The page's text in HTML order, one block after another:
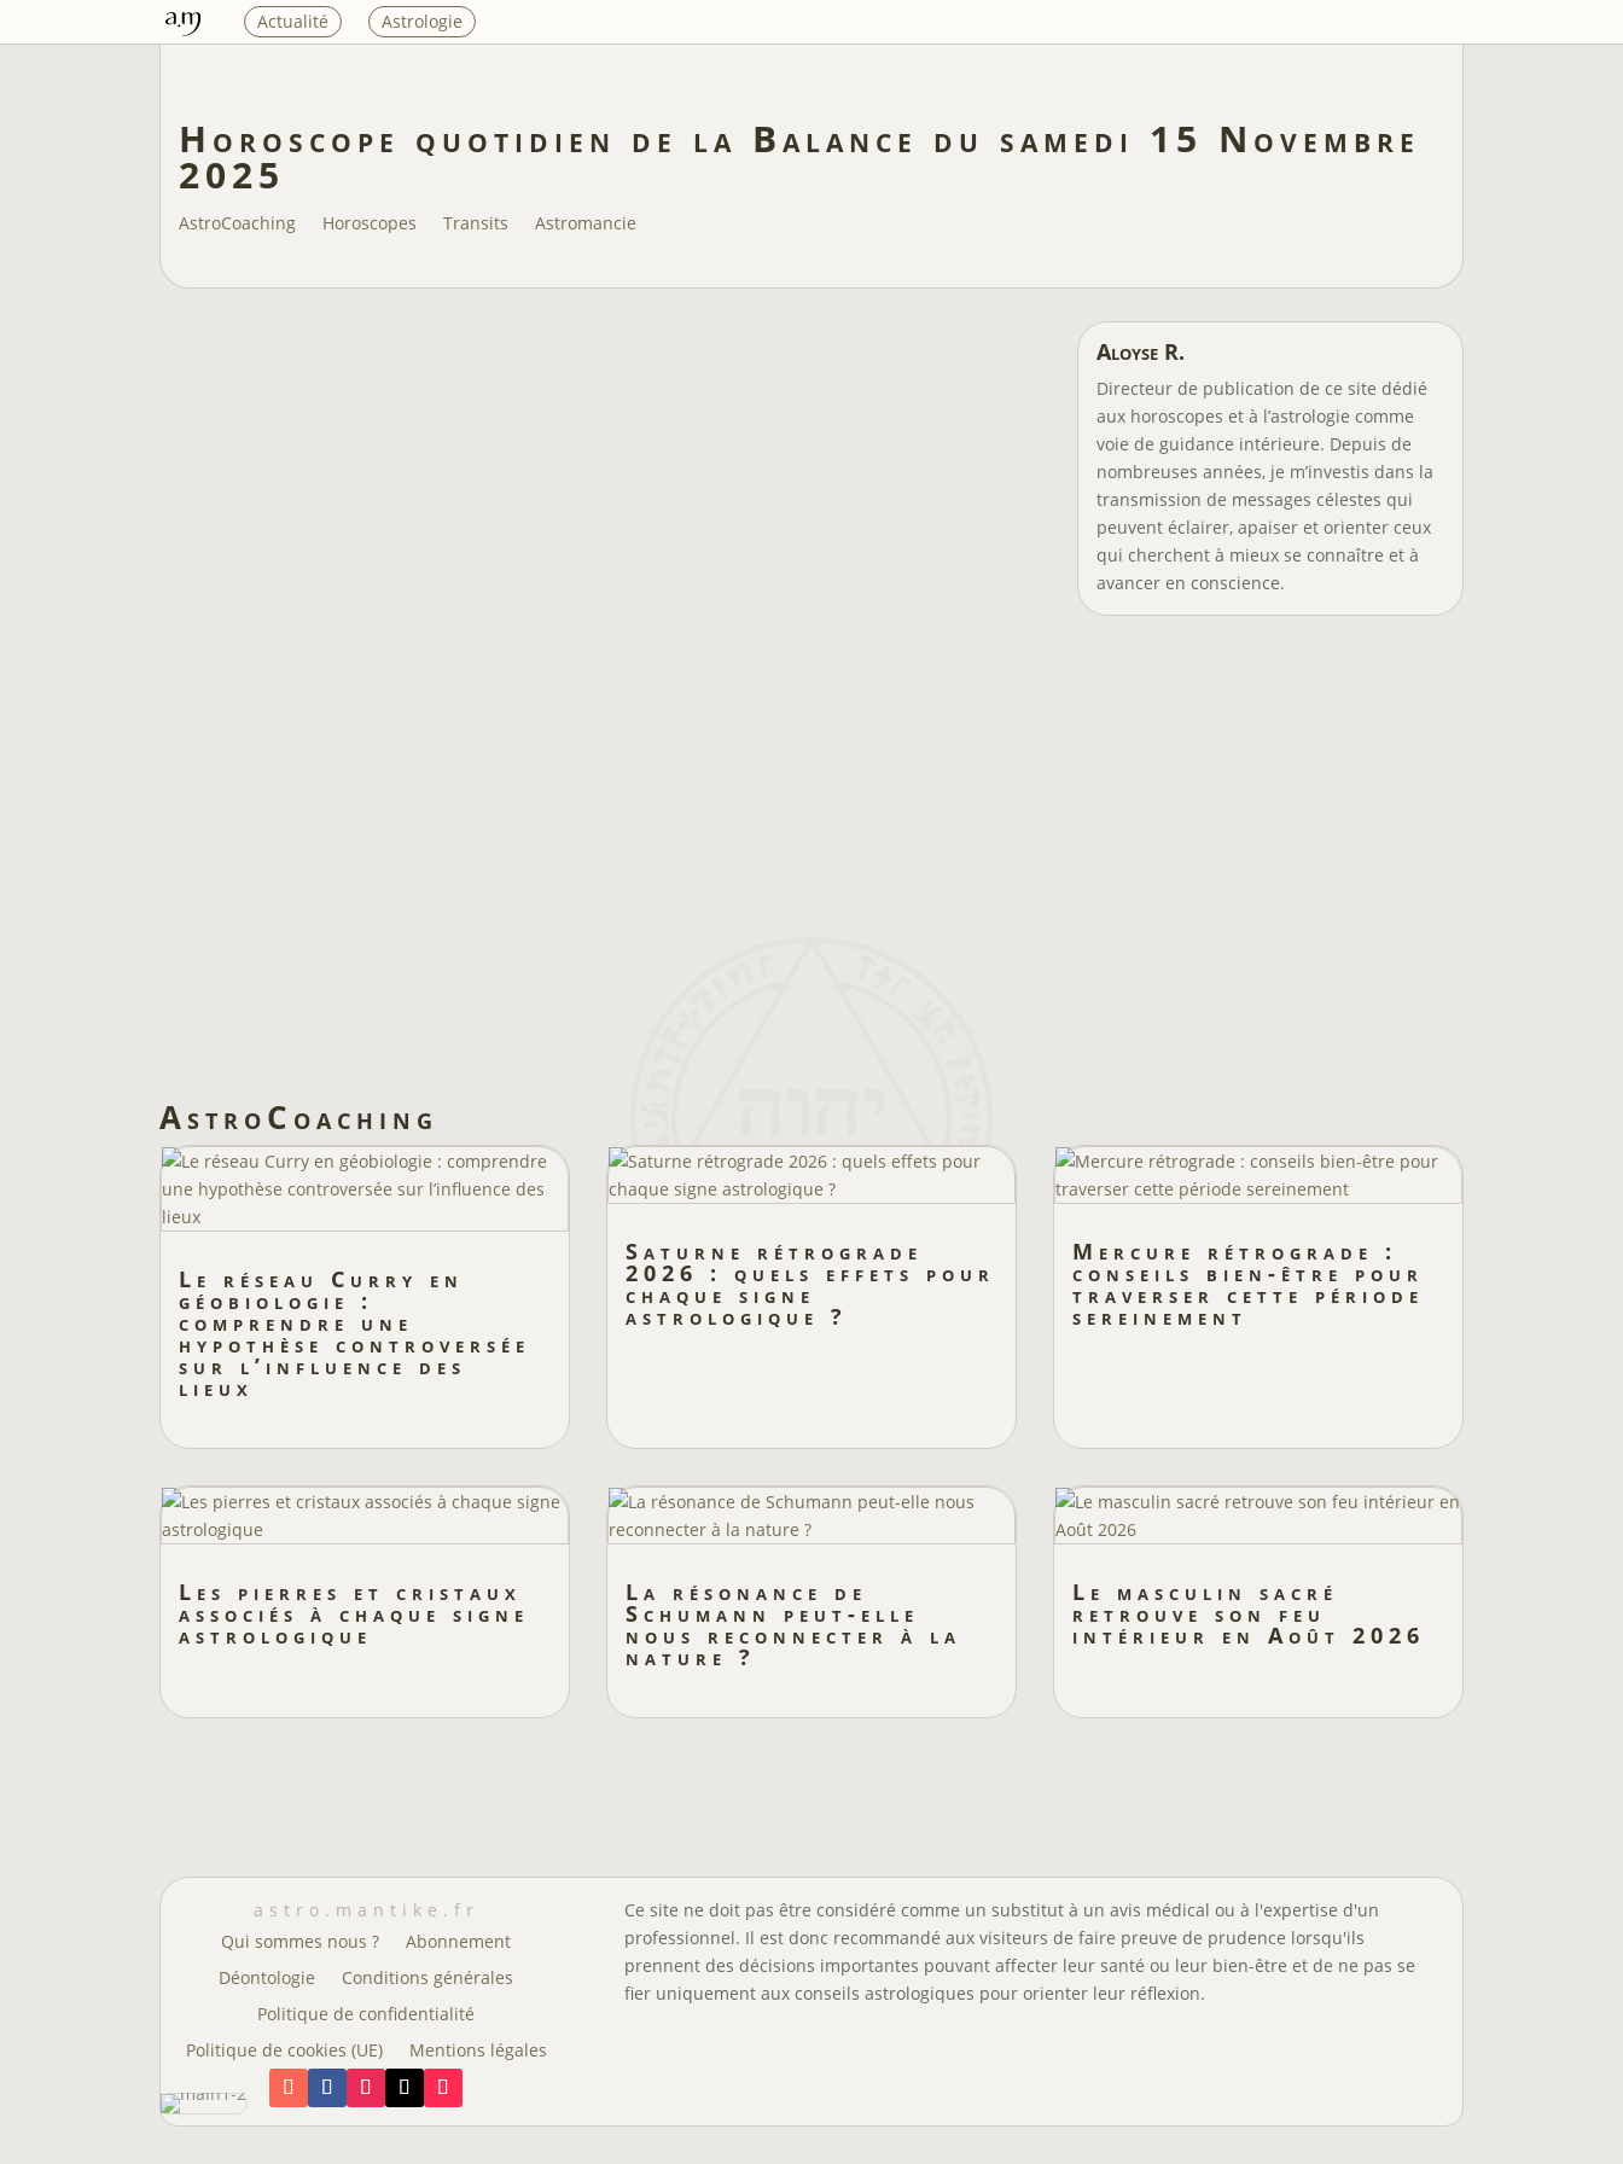
Actualité Astrologie
Horoscope quotidien de la Balance du samedi 15 Novembre
2025
AstroCoaching Horoscopes Transits Astromancie
Aloyse R.
Directeur de publication de ce site dédié
aux horoscopes et à l’astrologie comme
voie de guidance intérieure. Depuis de
nombreuses années, je m’investis dans la
transmission de messages célestes qui
peuvent éclairer, apaiser et orienter ceux
qui cherchent à mieux se connaître et à
avancer en conscience.
AstroCoaching
Le réseau Curry en
géobiologie :
comprendre une
hypothèse controversée
sur l’influence des
lieux
Saturne rétrograde
2026 : quels effets pour
chaque signe
astrologique ?
Mercure rétrograde :
conseils bien-être pour
traverser cette période
sereinement
Les pierres et cristaux
associés à chaque signe
astrologique
La résonance de
Schumann peut-elle
nous reconnecter à la
nature ?
Le masculin sacré
retrouve son feu
intérieur en Août 2026
astro.mantike.fr
Qui sommes nous ?
Abonnement
Déontologie
Conditions générales
Politique de confidentialité
Politique de cookies (UE)
Mentions légales
Ce site ne doit pas être considéré comme un substitut à un avis médical ou à l'expertise d'un
professionnel. Il est donc recommandé aux visiteurs de faire preuve de prudence lorsqu'ils
prennent des décisions importantes pouvant affecter leur santé ou leur bien-être et de ne pas se
fier uniquement aux conseils astrologiques pour orienter leur réflexion.